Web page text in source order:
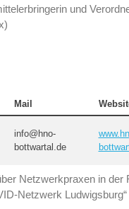
und
Mail
info@hno-
bottwartal.de
Netzwerkpraxen in der
Netzwerk